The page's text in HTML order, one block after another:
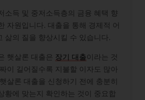
소득 및 중저소득층의 금융 혜택 향
자원입니다. 대출을 통해 경제적 어
삶의 질을 향상시킬 수 있습니다.
햇살론 대출은 장기 대출이라는 것
이 길어질수록 지불할 이자도 많아
살론 대출을 신청하기 전에 충분히
황에 맞는지 확인하는 것이 중요합